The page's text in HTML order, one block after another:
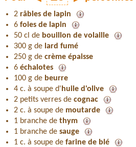
2 râbles de lapin
6 foies de lapin
50 cl de bouillon de volaille
300 g de lard fumé
250 g de crème épaisse
6 échalotes
100 g de beurre
4 c. à soupe d' huile d'olive
2 petits verres de cognac
2 c. à soupe de moutarde
1 branche de thym
1 branche de sauge
1 c. à soupe de farine de blé